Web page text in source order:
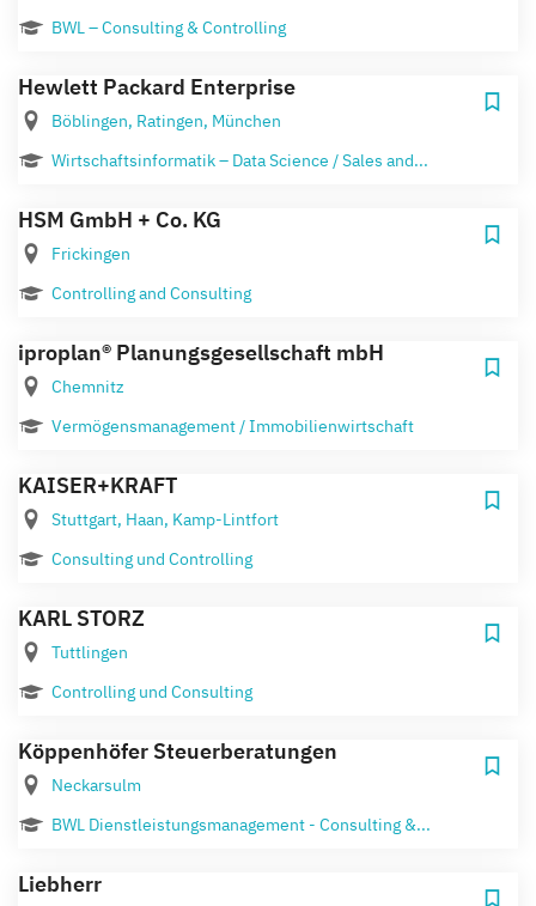
BWL – Consulting & Controlling
Hewlett Packard Enterprise
Böblingen, Ratingen, München
Wirtschaftsinformatik – Data Science / Sales and...
HSM GmbH + Co. KG
Frickingen
Controlling and Consulting
iproplan® Planungs­ge­sell­schaft mbH
Chemnitz
Vermögensmanagement / Immobilienwirtschaft
KAISER+KRAFT
Stuttgart, Haan, Kamp-Lintfort
Consulting und Controlling
KARL STORZ
Tuttlingen
Controlling und Consulting
Köppenhöfer Steuerberatungen
Neckarsulm
BWL Dienstleistungsmanagement - Consulting &...
Liebherr